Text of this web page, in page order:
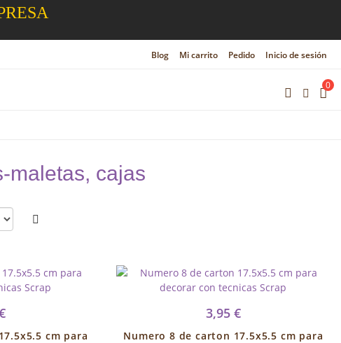
Blog Mi carrito Pedido Inicio de sesión
0
maletas, cajas
cm para
3,95 €
Numero 8 de carton 17.5x5.5 cm para